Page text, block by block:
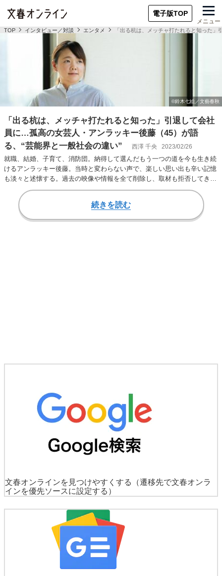
電子版TOP
メニュー
TOP インタビュー／対談 エンタメ 「出る杭は、メッチャ打たれると知った
「出る杭は、メッチャ打たれると知った」引退して会社
員に…孤高の女芸人・アンラッキー後藤（45）が語
る、“芸能界と一般社会の違い”
西澤 千央 2023/02/26
就職、結婚、子育て、消防団。納得して選んだもう一つの道を今も生き続
けるアンラッキー後藤。当時と変わらない声で、楽しい思い出も辛い記憶
も淡々と述懐する。過去の映像や情報を全て削除し、取材も拒否してきた
本当の理由。アン…
続きを読む
文春オンラインを見つけやすくする
（遷移先で文春オンラ
インを優先ソースに設定する）